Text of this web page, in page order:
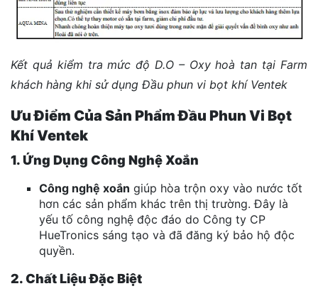
Kết quả kiểm tra mức độ D.O – Oxy hoà tan tại Farm
khách hàng khi sử dụng Đầu phun vi bọt khí Ventek
Ưu Điểm Của Sản Phẩm Đầu Phun Vi Bọt
Khí Ventek
1. Ứng Dụng Công Nghệ Xoắn
Công nghệ xoắn giúp hòa trộn oxy vào nước tốt
hơn các sản phẩm khác trên thị trường. Đây là
yếu tố công nghệ độc đáo do Công ty CP
HueTronics sáng tạo và đã đăng ký bảo hộ độc
quyền.
2. Chất Liệu Đặc Biệt